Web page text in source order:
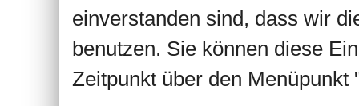
einverstanden sind, dass wir
benutzen. Sie können diese
Zeitpunkt über den Menüpunkt